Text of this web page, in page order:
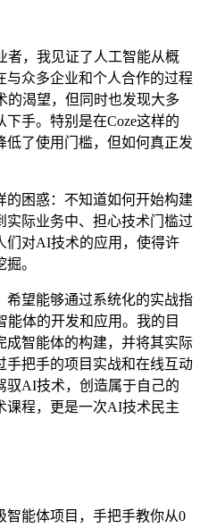
者，我见证了人工智能从概
众多企业和个人合作的过程
的渴望，但同时也发现大多
手。特别是在Coze这样的
了使用门槛，但如何真正发
的困惑：不知道如何开始构建
际业务中、担心技术门槛过
们对AI技术的应用，使得许
。
希望能够通过系统化的实战指
能体的开发和应用。我的目
成智能体的构建，并将其实际
手把手的项目实战和在线互动
驭AI技术，创造属于自己的
课程，更是一次AI技术民主
智能体项目，手把手教你从0